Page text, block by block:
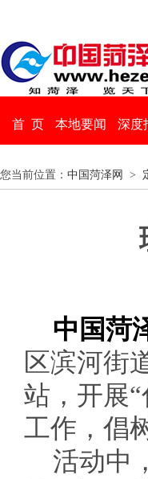
首 页 本地要闻 深度
您当前位置： 中国菏泽网 >
中国菏
区滨河街
站，开展
工作，倡
活动中